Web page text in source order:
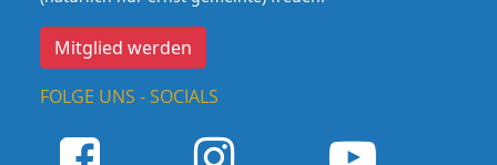
Mitglied werden
FOLGE UNS - SOCIALS